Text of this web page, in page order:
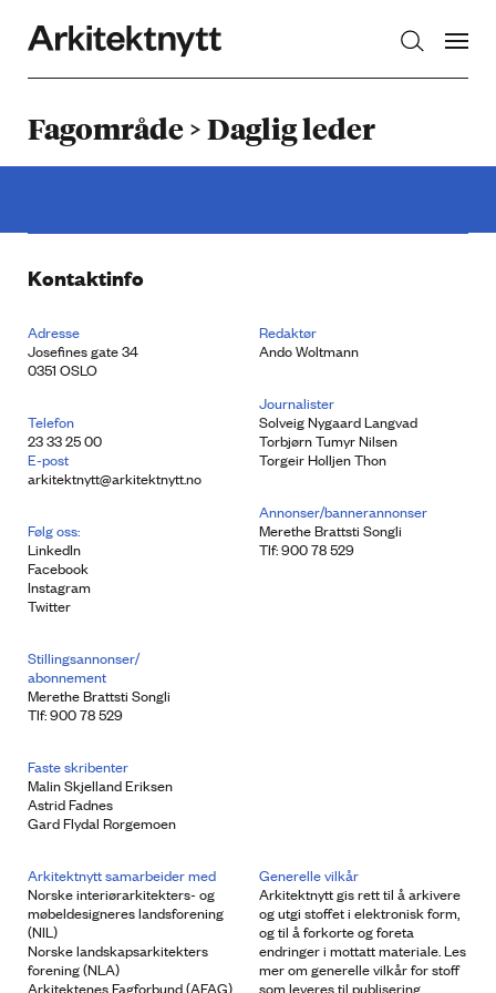
Fagområde > Daglig leder
Kontaktinfo
Adresse
Josefines gate 34
0351 OSLO
Telefon
23 33 25 00
E-post
arkitektnytt@arkitektnytt.no
Følg oss:
LinkedIn
Facebook
Instagram
Twitter
Redaktør
Ando Woltmann
Journalister
Solveig Nygaard Langvad
Torbjørn Tumyr Nilsen
Torgeir Holljen Thon
Annonser/bannerannonser
Merethe Brattsti Songli
Tlf: 900 78 529
Stillingsannonser/
abonnement
Merethe Brattsti Songli
Tlf: 900 78 529
Faste skribenter
Malin Skjelland Eriksen
Astrid Fadnes
Gard Flydal Rorgemoen
Arkitektnytt samarbeider med
Norske interiørarkitekters- og
møbeldesigneres landsforening
(NIL)
Norske landskapsarkitekters
forening (NLA)
Arkitektenes Fagforbund (AFAG)
Generelle vilkår
Arkitektnytt gis rett til å arkivere
og utgi stoffet i elektronisk form,
og til å forkorte og foreta
endringer i mottatt materiale. Les
mer om generelle vilkår for stoff
som leveres til publisering.